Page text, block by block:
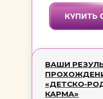
ВАШИ
«ДЕТСКО-
КАРМА»